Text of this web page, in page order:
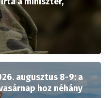
augusztus 8-9: a
hoz néhány